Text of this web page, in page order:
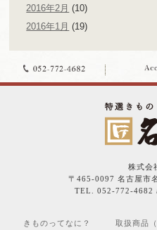
2016年2月 (10)
2016年1月 (19)
株式会
〒465-0097 名古屋市
TEL. 052-772-4682
きものってなに？
取扱商品